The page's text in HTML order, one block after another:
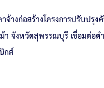
างประจำปีงบประมาณ
อจัดจ้างในรอบเดือน (สข
า
าจ้างก่อสร้างโครงการปรับ
า จังหวัดสุพรรณบุรี เชื่อมต่อ
กส์